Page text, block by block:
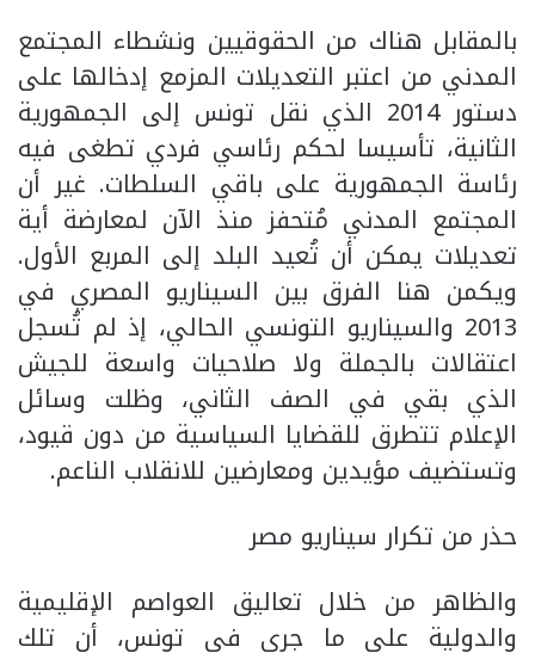
بالمقابل هناك من الحقوقيين ونشطاء المجتمع
المدني من اعتبر التعديلات المزمع إدخالها على
دستور 2014 الذي نقل تونس إلى الجمهورية
الثانية، تأسيسا لحكم رئاسي فردي تطغى فيه
رئاسة الجمهورية على باقي السلطات. غير أن
المجتمع المدني مُتحفز منذ الآن لمعارضة أية
تعديلات يمكن أن تُعيد البلد إلى المربع الأول.
ويكمن هنا الفرق بين السيناريو المصري في
2013 والسيناريو التونسي الحالي، إذ لم تُسجل
اعتقالات بالجملة ولا صلاحيات واسعة للجيش
الذي بقي في الصف الثاني، وظلت وسائل
الإعلام تتطرق للقضايا السياسية من دون قيود،
وتستضيف مؤيدين ومعارضين للانقلاب الناعم.
حذر من تكرار سيناريو مصر
والظاهر من خلال تعاليق العواصم الإقليمية
والدولية على ما جرى في تونس، أن تلك